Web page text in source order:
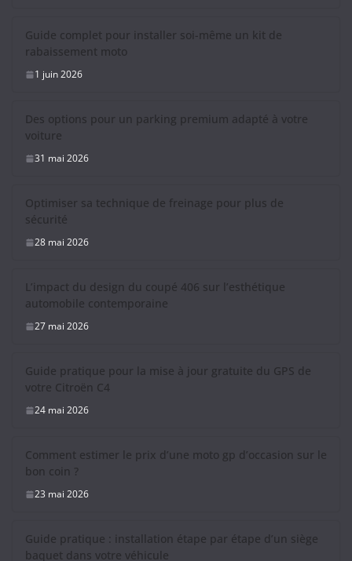
Guide complet pour installer soi-même un kit de
rabaissement moto
1 juin 2026
Des options pour un parking premium adapté à votre
voiture
31 mai 2026
Optimiser sa technique de freinage pour plus de
sécurité
28 mai 2026
L’impact du design du coupé 406 sur l’esthétique
automobile contemporaine
27 mai 2026
Guide pratique pour la mise à jour gratuite du GPS de
votre Citroën C4
24 mai 2026
Comment estimer le prix d’une moto gp d’occasion sur le
bon coin ?
23 mai 2026
Guide pratique : installation étape par étape d’un siège
baquet dans votre véhicule